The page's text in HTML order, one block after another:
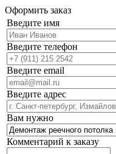
Оформить заказ
Введите имя
Введите телефон
Введите email
Введите адрес
Вам нужно
Комментарий к заказу